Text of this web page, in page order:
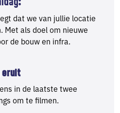
dat we van jullie locatie
Met als doel om nieuwe
de bouw en infra.
in de laatste twee
om te filmen.